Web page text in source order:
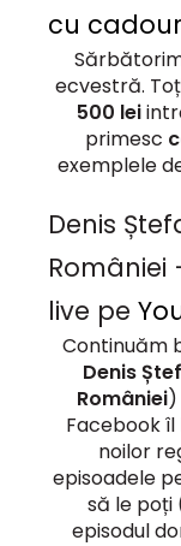
cu
ecvestră.
500 lei
primesc
exemplele
Denis
live pe
Continuăm
Denis
României)
Facebook
noilor
episoadele
să le poți
episodul